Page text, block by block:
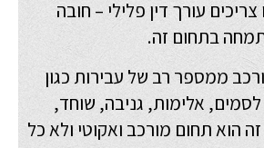
עורך דין פלילי – חובה
בתחום זה.
ממספר רב של עבירות כגון
אלימות, גניבה, שוחד,
הוא תחום מורכב ואקוטי ולא כל